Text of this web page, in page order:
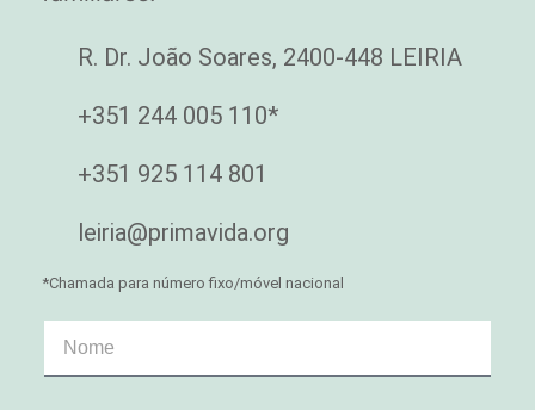
R. Dr. João Soares, 2400-448 LEIRIA
+351 244 005 110*
+351 925 114 801
leiria@primavida.org
*Chamada para número fixo/móvel nacional